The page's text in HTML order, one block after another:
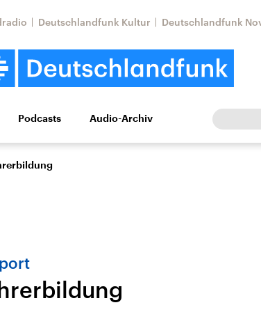
Deutschlandfunk Kultur Deutschlandfunk
Wissen Kultur Europa
Iran
Aktuelle Lage und
Podcasts Audio-Archiv